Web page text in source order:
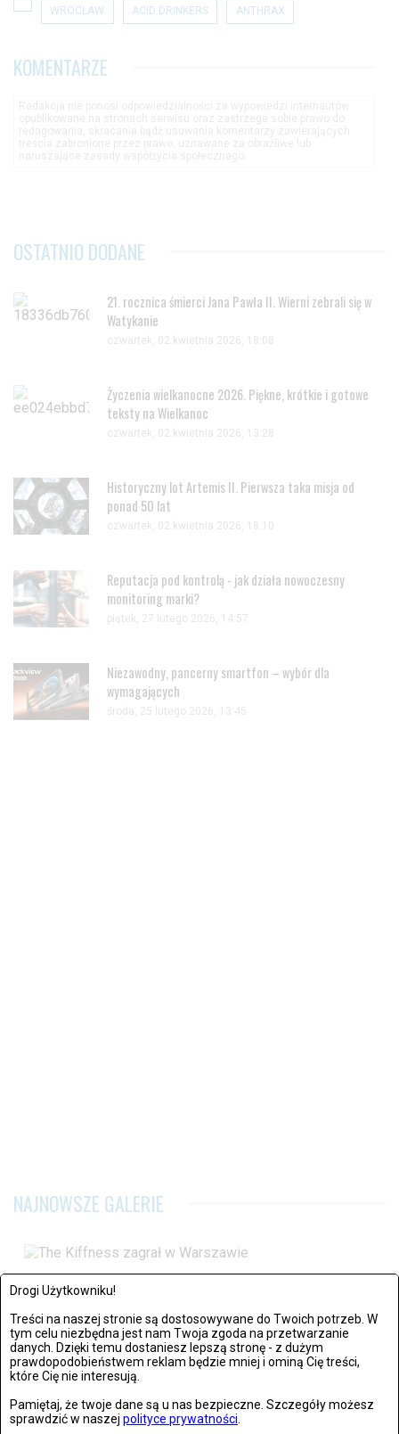
Drogi Użytkowniku!
Treści na naszej stronie są dostosowywane do Twoich potrzeb. W
tym celu niezbędna jest nam Twoja zgoda na przetwarzanie
danych. Dzięki temu dostaniesz lepszą stronę - z dużym
prawdopodobieństwem reklam będzie mniej i ominą Cię treści,
które Cię nie interesują.
Pamiętaj, że twoje dane są u nas bezpieczne. Szczegóły możesz
sprawdzić w naszej polityce prywatności
WROCŁAW ACID DRINKERS ANTHRAX
KOMENTARZE
OSTATNIO DODANE
21. rocznica śmierci Jana Pawła II. Wierni zebrali się w
Watykanie
czwartek, 02 kwietnia 2026, 18:08
Życzenia wielkanocne 2026. Piękne, krótkie i gotowe
teksty na Wielkanoc
czwartek, 02 kwietnia 2026, 13:28
Historyczny lot Artemis II. Pierwsza taka misja od
ponad 50 lat
czwartek, 02 kwietnia 2026, 18:10
Reputacja pod kontrolą - jak działa nowoczesny
monitoring marki?
piątek, 27 lutego 2026, 14:57
Niezawodny, pancerny smartfon – wybór dla
wymagających
środa, 25 lutego 2026, 13:45
NAJNOWSZE GALERIE
Warszawa: The Kiffness zagrał w Warszawie
Zdjęć: 21